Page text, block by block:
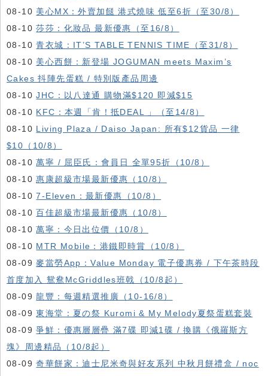
08-10 美心MX：外賣加餸 港式燒味 低至6折（至30/8）
08-10莎莎：化妝品 最新優惠（至16/8）
08-10青衣城：IT’S TABLE TENNIS TIME（至31/8）
08-10 美心西餅：新登場 JOGUMAN meets Maxim’s
Cakes 抖陣先蛋糕 / 特別版產品周邊
08-10JHC：以八達通 購物滿$120 即減$15
08-10 KFC ：本週「肯！抵DEAL 」（至14/8）
08-10 Living Plaza / Daiso Japan: 所有$12貨品 一律
$10（10/8）
08-10萬寧 / 屈臣氏：會員日 全單95折（10/8）
08-10惠康超級市場最新優惠（10/8）
08-107-Eleven：最新優惠（10/8）
08-10百佳超級市場最新優惠（10/8）
08-10萬寧：今日出位價（10/8）
08-10 MTR Mobile：港鐵即時賞（10/8）
08-09麥當勞App：Value Monday 電子優惠券 / 下午茶時段
首度加入 鴛鴦McGriddles班戟（10/8起）
08-09龍豐：每週精選推廣（10-16/8）
08-09東海堂：夏の祭 Kuromi & My Melody夏祭蛋糕套裝
08-09爭鮮：優惠層層疊 滿7碟 即減1碟 / 換購《俄羅斯方
塊》周邊精品（10/8起）
08-09奇華餅家：迪士尼米奇與好友系列 中秋月餅禮盒 / noc